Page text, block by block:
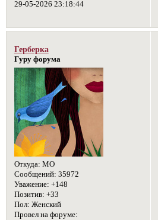
29-05-2026 23:18:44
Герберка
Гуру форума
Откуда: МО
Сообщений: 35972
Уважение: +148
Позитив: +33
Пол: Женский
Провел на форуме: